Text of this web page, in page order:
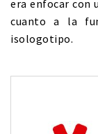
era enfocar con
cuanto a la
isologotipo.